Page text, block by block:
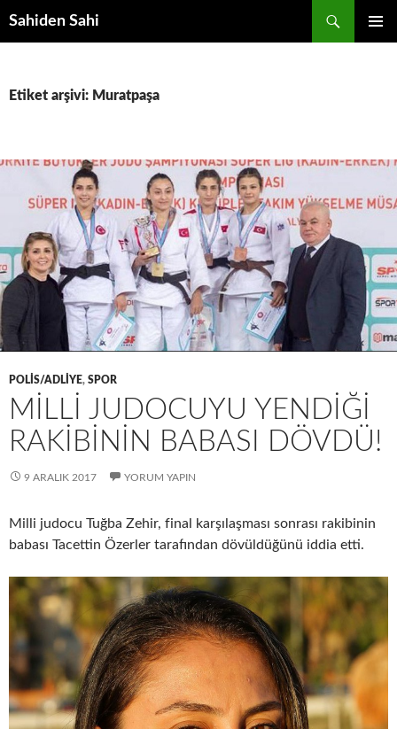
Sahiden Sahi
Etiket arşivi: Muratpaşa
POLIS/ADLIYE, SPOR
MILLI JUDOCUYU YENDIĞI
RAKIBININ BABASI DÖVDÜ!
9 ARALIK 2017 YORUM YAPIN
Milli judocu Tuğba Zehir, final karşılaşması sonrası rakibinin
babası Tacettin Özerler tarafından dövüldüğünü iddia etti.